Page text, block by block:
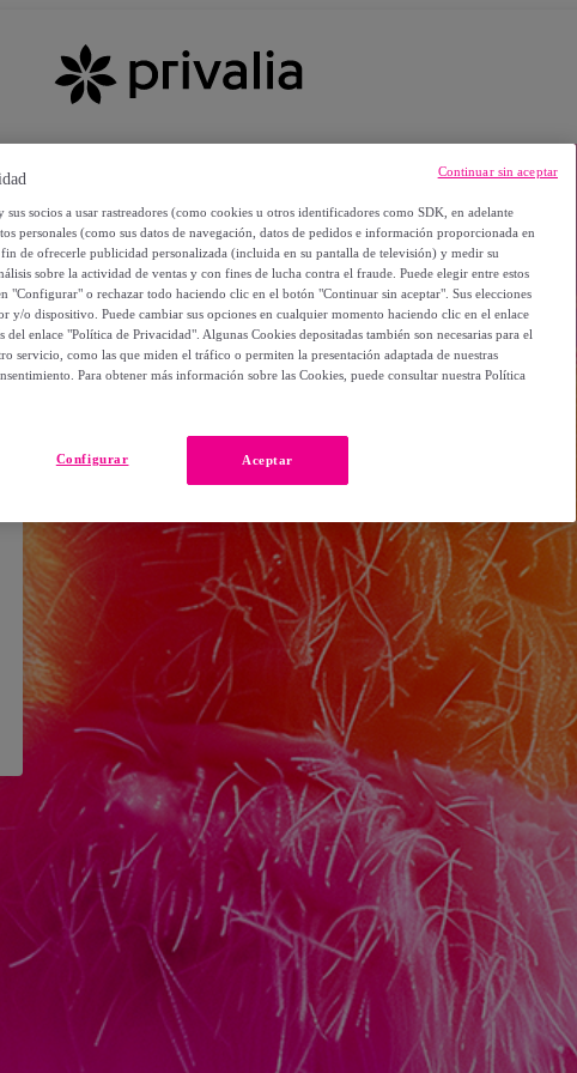
sus socios a usar rastreadores (como cookies u otros identificadores como SDK, en adelante
personales (como sus datos de navegación, datos de pedidos e información proporcionada en
de ofrecerle publicidad personalizada (incluida en su pantalla de televisión) y medir su
sobre la actividad de ventas y con fines de lucha contra el fraude. Puede elegir entre estos
"Configurar" o rechazar todo haciendo clic en el botón "Continuar sin aceptar". Sus elecciones
y/o dispositivo. Puede cambiar sus opciones en cualquier momento haciendo clic en el enlace
del enlace "Política de Privacidad". Algunas Cookies depositadas también son necesarias para el
servicio, como las que miden el tráfico o permiten la presentación adaptada de nuestras
Para obtener más información sobre las Cookies, puede consultar nuestra Política
Aceptar
Configurar
Continuar sin aceptar